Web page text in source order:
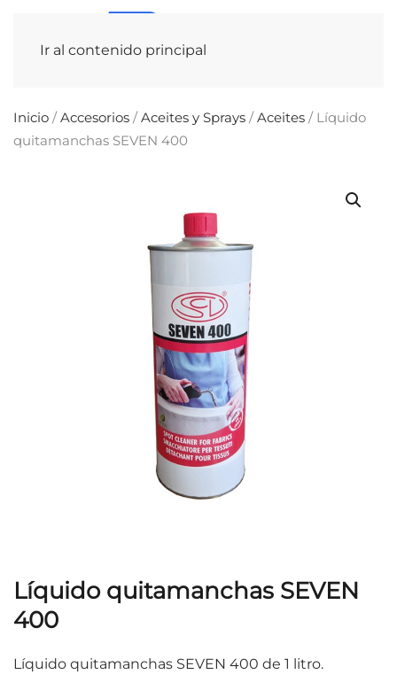
Ir al contenido principal
Inicio /Accesorios /Aceites y Sprays /Aceites / Líquido
quitamanchas SEVEN 400
Líquido quitamanchas SEVEN
400
Líquido quitamanchas SEVEN 400 de 1 litro.